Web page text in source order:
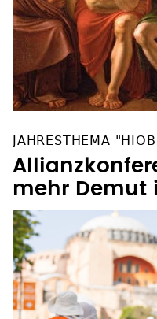
JAHRESTHEMA
mehr Demut